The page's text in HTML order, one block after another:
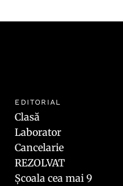
EDITORIAL
Clasă
Laborator
Cancelarie
REZOLVAT
Școala cea mai 9